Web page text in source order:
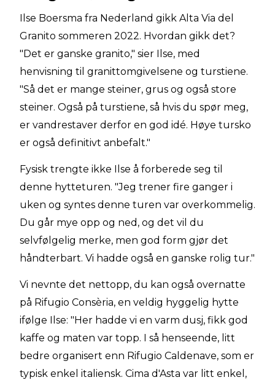
Ilse Boersma fra Nederland gikk Alta Via del
Granito sommeren 2022. Hvordan gikk det?
"Det er ganske granito," sier Ilse, med
henvisning til granittomgivelsene og turstiene.
"Så det er mange steiner, grus og også store
steiner. Også på turstiene, så hvis du spør meg,
er vandrestaver derfor en god idé. Høye tursko
er også definitivt anbefalt."
Fysisk trengte ikke Ilse å forberede seg til
denne hytteturen. "Jeg trener fire ganger i
uken og syntes denne turen var overkommelig.
Du går mye opp og ned, og det vil du
selvfølgelig merke, men god form gjør det
håndterbart. Vi hadde også en ganske rolig tur."
Vi nevnte det nettopp, du kan også overnatte
på Rifugio Consèria, en veldig hyggelig hytte
ifølge Ilse: "Her hadde vi en varm dusj, fikk god
kaffe og maten var topp. I så henseende, litt
bedre organisert enn Rifugio Caldenave, som er
typisk enkel italiensk. Cima d'Asta var litt enkel,